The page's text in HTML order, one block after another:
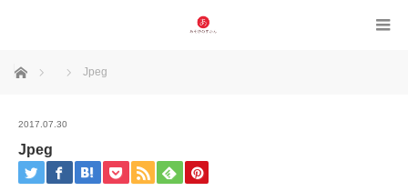
ホーム Jpeg
2017.07.30
Jpeg